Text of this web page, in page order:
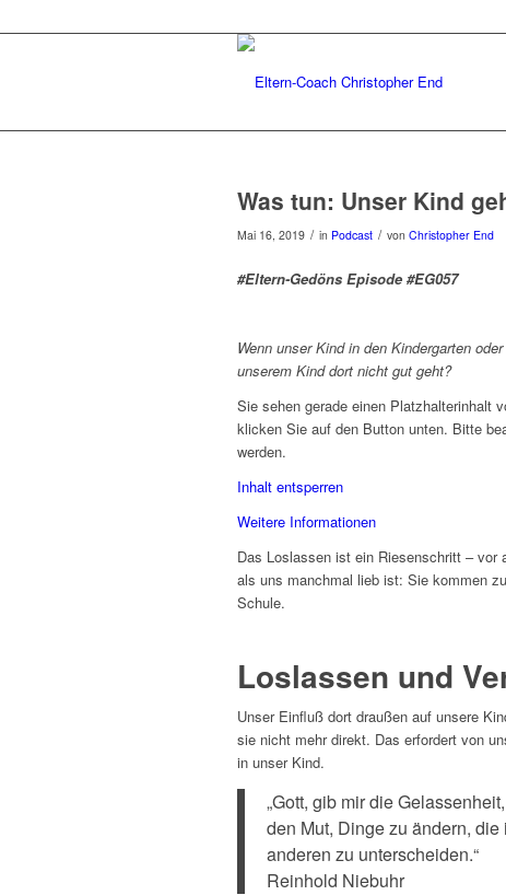
Was tun: Unser Kind
Mai 16, 2019 / in Podcast / von Christopher End
#Eltern-Gedöns Episode #EG057
Wenn unser Kind in den Kindergarten
unserem Kind dort nicht gut geht?
Sie sehen gerade einen Platzhalterinhalt
klicken Sie auf den Button unten. Bitte
werden.
Inhalt entsperren
Weitere Informationen
Das Loslassen ist ein Riesenschritt – vor
als uns manchmal lieb ist: Sie kommen
Schule.
Loslassen und
Unser Einfluß dort draußen auf unsere
sie nicht mehr direkt. Das erfordert von
in unser Kind.
„Gott, gib mir die
den Mut, Dinge zu ändern,
anderen zu unterscheiden.“
Reinhold Niebuhr